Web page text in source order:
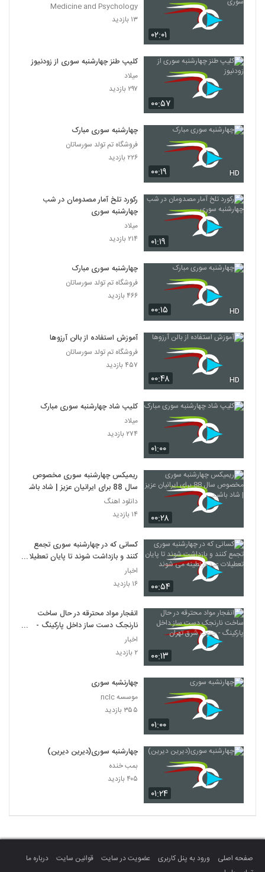
۰۲:۰۱
Medicine and Psychology
۱۳ بازدید
۰۰:۵۷
کلیپ طنز چهارشنبه سوری از زودنیوز
میلاد
۲۹۷ بازدید
۰۰:۱۹ HD
چهارشنبه سوری مبارک
فروشگاه تم تولد سورساتان
۲۲۶ بازدید
۰۱:۱۹
رکورد تلخ آمار مصدومان در شب
چهارشنبه سوری
میلاد
۲۱۴ بازدید
۰۰:۱۵ HD
چهارشنبه سوری مبارک
فروشگاه تم تولد سورساتان
۴۶۶ بازدید
۰۰:۴۸ HD
آموزش استفاده از بالن آرزوها
فروشگاه تم تولد سورساتان
۴۵۷ بازدید
۰۱:۰۰
کلیپ شاد چهارشنبه سوری مبارک
میلاد
۲۷۴ بازدید
۰۰:۲۸
ریمیکس چهارشنبه سوری مخصوص
سال 88 برای ایرانیان عزیز | شاد باشید
دانلود اهنگ
۱۴ بازدید
۰۰:۵۴
کسانی که در چهارشنبه سوری تجمع
کنند و بازداشت شوند تا پایان تعطیلات
عید قرنطینه می شوند
اخبار
۱۶ بازدید
۰۰:۱۳
انفجار مواد محترقه در حال ساخت
نارنجک دست ساز داخل پارکینگ -
جنوب شرق تهران
اخبار
۲ بازدید
۰۱:۰۰
چهارنشبه سوری
موسسه nclc
۳۵۵ بازدید
۰۱:۲۴
چهارشنبه سوری(دیرین دیرین)
بمب خنده
۴۰۵ بازدید
صفحه اصلی ورود به پنل کاربری عضویت در سایت قوانین سایت
درباره ما